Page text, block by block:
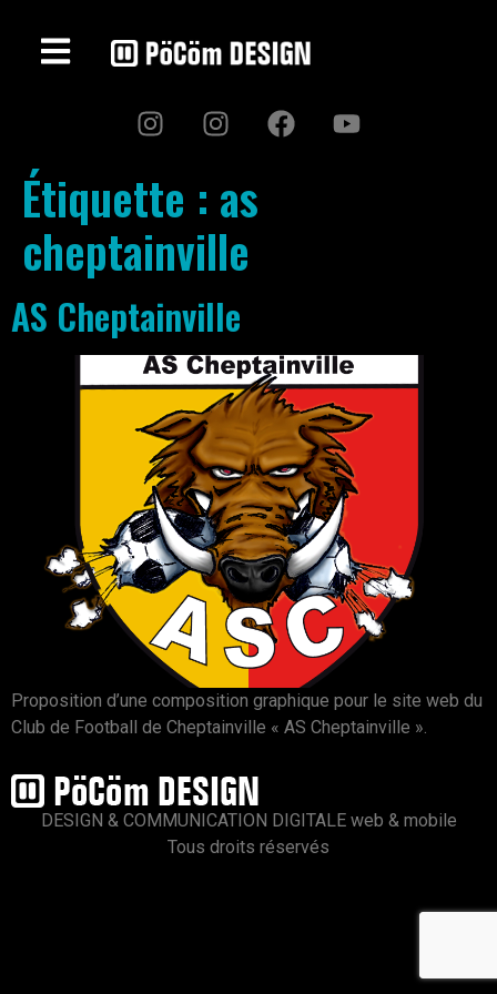
Étiquette : as
cheptainville
AS Cheptainville
Proposition d’une composition graphique pour le site web du
Club de Football de Cheptainville « AS Cheptainville ».
DESIGN & COMMUNICATION DIGITALE web & mobile
Tous droits réservés